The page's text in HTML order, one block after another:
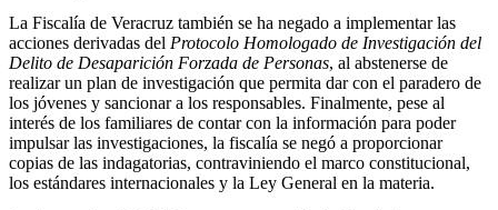
La Fiscalía de Veracruz también se ha negado a implementar las
acciones derivadas del Protocolo Homologado de Investigación del
Delito de Desaparición Forzada de Personas, al abstenerse de
realizar un plan de investigación que permita dar con el paradero de
los jóvenes y sancionar a los responsables. Finalmente, pese al
interés de los familiares de contar con la información para poder
impulsar las investigaciones, la fiscalía se negó a proporcionar
copias de las indagatorias, contraviniendo el marco constitucional,
los estándares internacionales y la Ley General en la materia.